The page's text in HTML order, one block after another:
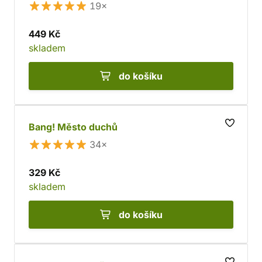
19×
449 Kč
skladem
do košíku
Bang! Město duchů
34×
329 Kč
skladem
do košíku